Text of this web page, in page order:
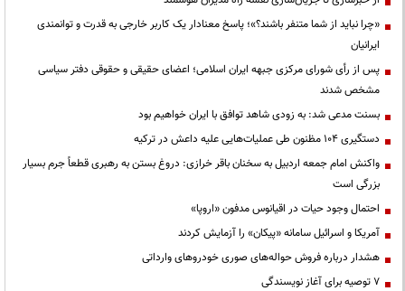
«چرا نباید از شما متنفر باشند؟»؛ پاسخ معنادار یک کاربر خارجی به قدرت و توانمندی
ایرانیان
پس از رأی شورای مرکزی جبهه ایران اسلامی؛ اعضای حقیقی و حقوقی دفتر سیاسی
مشخص شدند
بسنت مدعی شد: به زودی شاهد توافق با ایران خواهیم بود
دستگیری ۱۰۴ مظنون طی عملیات‌هایی علیه داعش در ترکیه
واکنش امام جمعه اردبیل به سخنان باقر خرازی: دروغ بستن به رهبری قطعاً جرم بسیار
بزرگی است
احتمال وجود حیات در اقیانوس مدفون «اروپا»
آمریکا و اسرائیل سامانه «پیکان» را آزمایش کردند
هشدار درباره فروش حواله‌های صوری خودروهای وارداتی
۷ توصیه برای آغاز نویسندگی